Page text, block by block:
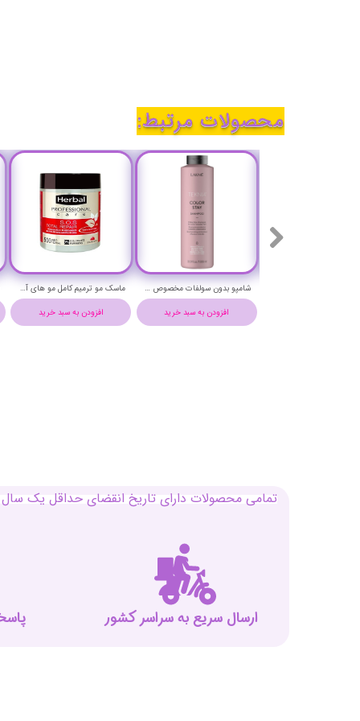
ماسک مو ترمیم کامل مو های آسیب دیده هربال حجم 500 میلی لیتر - Herbal S.O.S TOTAL REPAIR Hair Mask 500 ml
افزودن به سبد خرید
شامپو بدون سولفات مخصوص مو رنگ شده و آسیب دیده (کالر استی) تکنیا لاکمه حجم 1000 میلی لیتر-Lakme TEKNIA Color Stay Shampoo
افزودن به سبد خرید
محصولات مرتبط:
تمامی محصولات دارای تاریخ انقضای حداقل یک
ارسال سریع به سراسر کشور